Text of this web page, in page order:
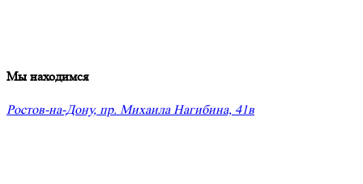
Мы находимся
Ростов-на-Дону, пр. Михаила Нагибина, 41в